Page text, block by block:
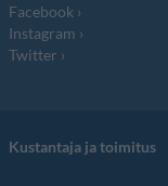
Facebook
Instagram
Twitter
Kustantaja ja toimitus